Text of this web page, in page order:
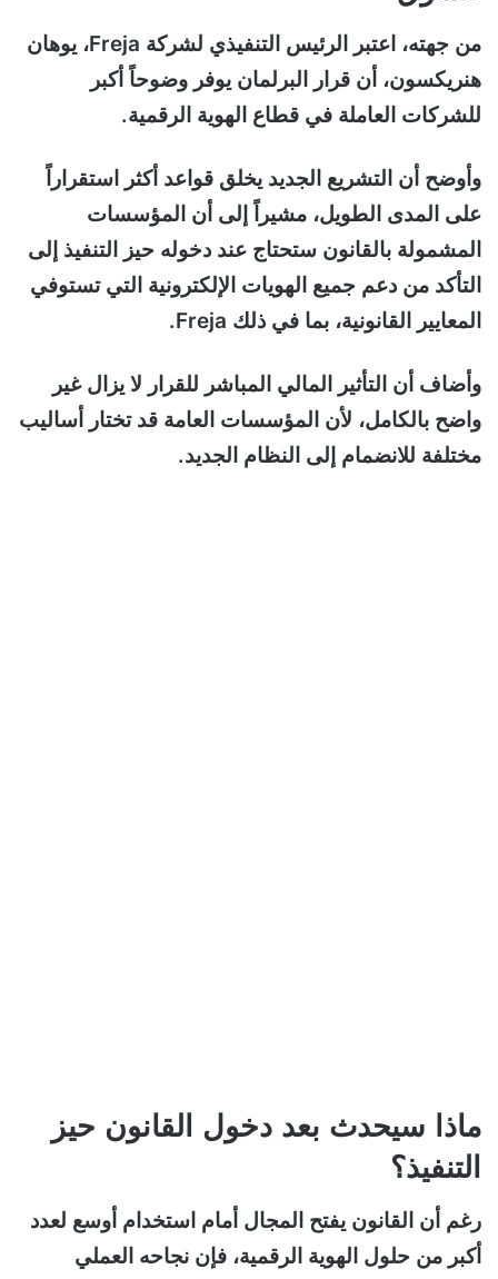
من جهته، اعتبر الرئيس التنفيذي لشركة Freja، يوهان
هنريكسون، أن قرار البرلمان يوفر وضوحاً أكبر
للشركات العاملة في قطاع الهوية الرقمية.
وأوضح أن التشريع الجديد يخلق قواعد أكثر استقراراً
على المدى الطويل، مشيراً إلى أن المؤسسات
المشمولة بالقانون ستحتاج عند دخوله حيز التنفيذ إلى
التأكد من دعم جميع الهويات الإلكترونية التي تستوفي
المعايير القانونية، بما في ذلك Freja.
وأضاف أن التأثير المالي المباشر للقرار لا يزال غير
واضح بالكامل، لأن المؤسسات العامة قد تختار أساليب
مختلفة للانضمام إلى النظام الجديد.
ماذا سيحدث بعد دخول القانون حيز
التنفيذ؟
رغم أن القانون يفتح المجال أمام استخدام أوسع لعدد
أكبر من حلول الهوية الرقمية، فإن نجاحه العملي